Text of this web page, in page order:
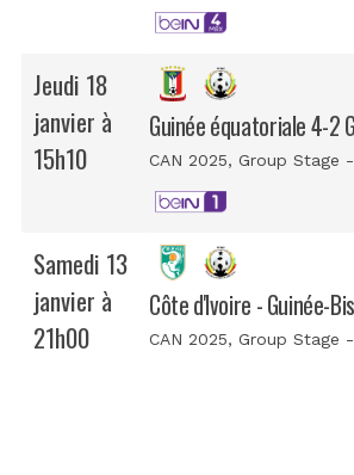
Jeudi 18
janvier à
15h10
Guinée équatoriale 4-2
CAN 2025, Group Stage
Samedi 13
janvier à
21h00
Côte d'Ivoire - Guinée-
CAN 2025, Group Stage -